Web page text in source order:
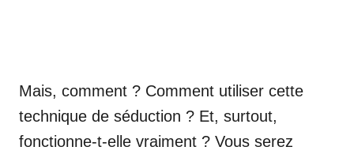
Mais, comment ? Comment utiliser cette
technique de séduction ? Et, surtout,
fonctionne-t-elle vraiment ? Vous serez